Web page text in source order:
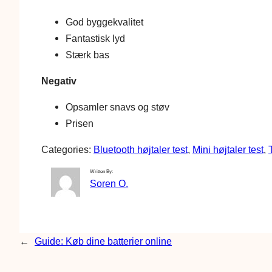
God byggekvalitet
Fantastisk lyd
Stærk bas
Negativ
Opsamler snavs og støv
Prisen
Categories: Bluetooth højtaler test, Mini højtaler test,
Written By:
Soren O.
← Guide: Køb dine batterier online